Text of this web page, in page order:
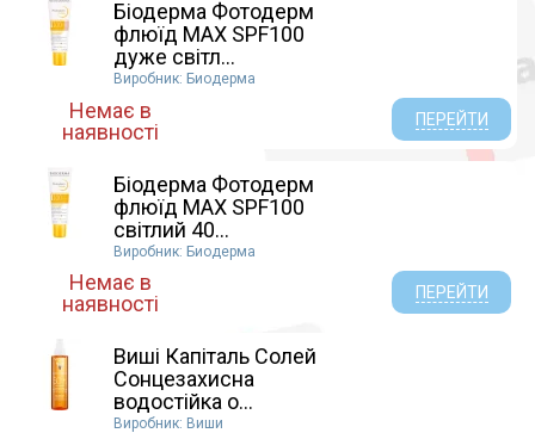
Біодерма Фотодерм
флюїд MAX SPF100
дуже світл...
Виробник: Биодерма
Немає в
наявності
ПЕРЕЙТИ
Біодерма Фотодерм
флюїд MAX SPF100
світлий 40...
Виробник: Биодерма
Немає в
наявності
ПЕРЕЙТИ
Виші Капіталь Солей
Сонцезахисна
водостійка о...
Виробник: Виши